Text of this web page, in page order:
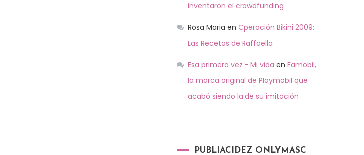
inventaron el crowdfunding
Rosa Maria en Operación Bikini 2009:
Las Recetas de Raffaella
Esa primera vez - Mi vida en Famobil,
la marca original de Playmobil que
acabó siendo la de su imitación
PUBLIACIDEZ ONLYMASC